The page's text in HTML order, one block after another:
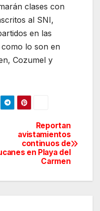
clases con
al SNI,
en las
lo son en
Cozumel y
Reportan
avistamientos
continuos de
en Playa del
Carmen